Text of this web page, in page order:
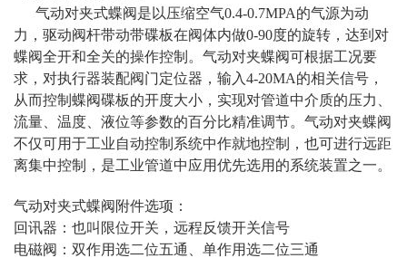
气动对夹式蝶阀是以压缩空气0.4-0.7MPA的气源为动
力，驱动阀杆带动带碟板在阀体内做0-90度的旋转，达到对
蝶阀全开和全关的操作控制。气动对夹蝶阀可根据工况要
求，对执行器装配阀门定位器，输入4-20MA的相关信号，
从而控制蝶阀碟板的开度大小，实现对管道中介质的压力、
流量、温度、液位等参数的百分比精准调节。气动对夹蝶阀
不仅可用于工业自动控制系统中作就地控制，也可进行远距
离集中控制，是工业管道中应用优先选用的系统装置之一。
气动对夹式蝶阀附件选项：
回讯器：也叫限位开关，远程反馈开关信号
电磁阀：双作用选二位五通、单作用选二位三通